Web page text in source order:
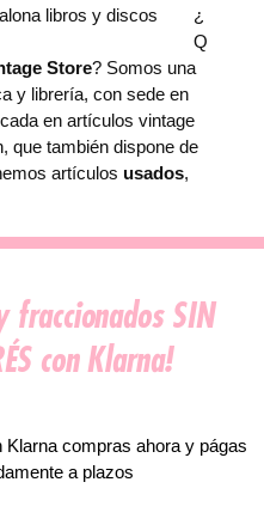
¿
Q
Store? Somos una
y librería, con sede en
en artículos vintage
que también dispone de
artículos usados,
fraccionados SIN
con Klarna!